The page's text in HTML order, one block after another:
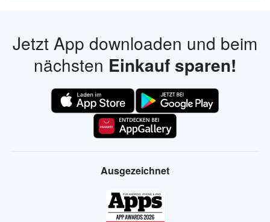
Jetzt App downloaden und beim
nächsten Einkauf sparen!
Ausgezeichnet